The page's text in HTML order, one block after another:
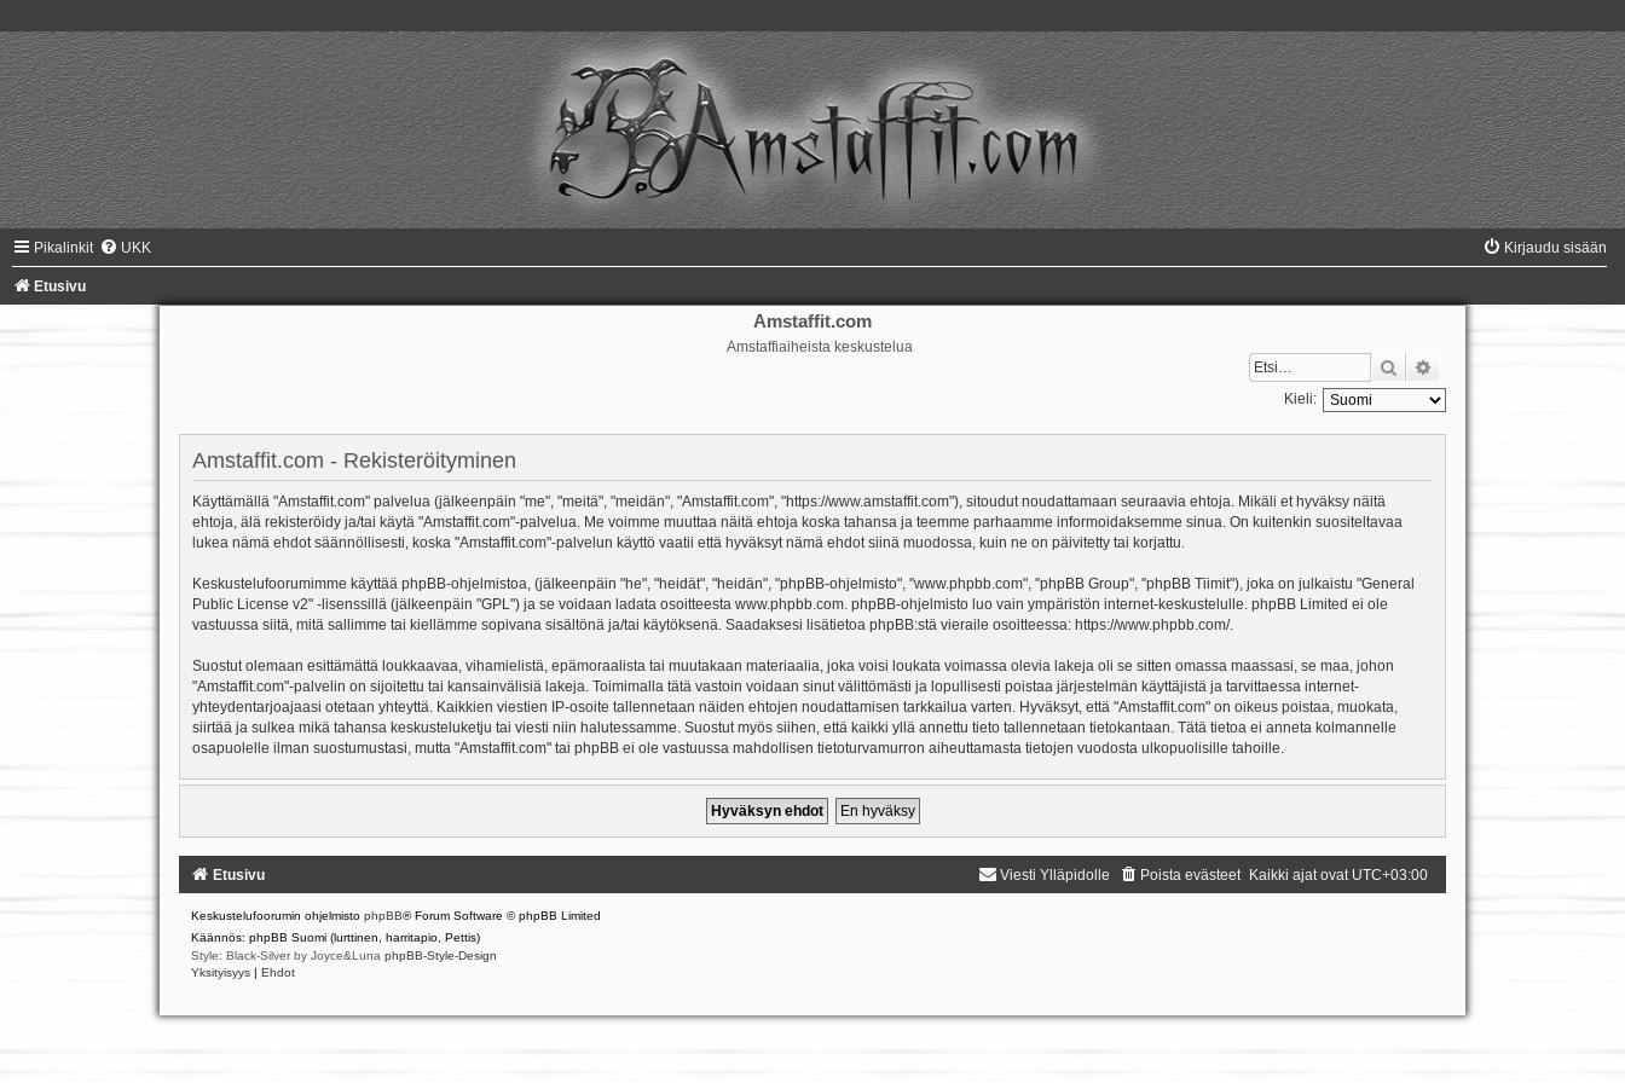
Pikalinkit UKK Kirjaudu sisään
Etusivu
Amstaffit.com
Amstaffiaiheista keskustelua
Etsi
Kieli:
Amstaffit.com - Rekisteröityminen
Käyttämällä "Amstaffit.com" palvelua (jälkeenpäin "me", "meitä", "meidän", "Amstaffit.com", "https://www.amstaffit.com"), sitoudut noudattamaan seuraavia ehtoja. Mikäli et hyväksy näitä
ehtoja, älä rekisteröidy ja/tai käytä "Amstaffit.com"-palvelua. Me voimme muuttaa näitä ehtoja koska tahansa ja teemme parhaamme informoidaksemme sinua. On kuitenkin suositeltavaa
lukea nämä ehdot säännöllisesti, koska "Amstaffit.com"-palvelun käyttö vaatii että hyväksyt nämä ehdot siinä muodossa, kuin ne on päivitetty tai korjattu.
Keskustelufoorumimme käyttää phpBB-ohjelmistoa, (jälkeenpäin "he", "heidät", "heidän", "phpBB-ohjelmisto", "www.phpbb.com", "phpBB Group", "phpBB Tiimit"), joka on julkaistu "General
Public License v2" -lisenssillä (jälkeenpäin "GPL") ja se voidaan ladata osoitteesta www.phpbb.com. phpBB-ohjelmisto luo vain ympäristön internet-keskustelulle. phpBB Limited ei ole
vastuussa siitä, mitä sallimme tai kiellämme sopivana sisältönä ja/tai käytöksenä. Saadaksesi lisätietoa phpBB:stä vieraile osoitteessa: https://www.phpbb.com/.
Suostut olemaan esittämättä loukkaavaa, vihamielistä, epämoraalista tai muutakaan materiaalia, joka voisi loukata voimassa olevia lakeja oli se sitten omassa maassasi, se maa, johon
"Amstaffit.com"-palvelin on sijoitettu tai kansainvälisiä lakeja. Toimimalla tätä vastoin voidaan sinut välittömästi ja lopullisesti poistaa järjestelmän käyttäjistä ja tarvittaessa internet-
yhteydentarjoajaasi otetaan yhteyttä. Kaikkien viestien IP-osoite tallennetaan näiden ehtojen noudattamisen tarkkailua varten. Hyväksyt, että "Amstaffit.com" on oikeus poistaa, muokata,
siirtää ja sulkea mikä tahansa keskusteluketju tai viesti niin halutessamme. Suostut myös siihen, että kaikki yllä annettu tieto tallennetaan tietokantaan. Tätä tietoa ei anneta kolmannelle
osapuolelle ilman suostumustasi, mutta "Amstaffit.com" tai phpBB ei ole vastuussa mahdollisen tietoturvamurron aiheuttamasta tietojen vuodosta ulkopuolisille tahoille.
Etusivu Kaikki ajat ovat UTC+03:00
Poista evästeet
Viesti Ylläpidolle
Keskustelufoorumin ohjelmisto phpBB® Forum Software © phpBB Limited
Käännös: phpBB Suomi (lurttinen, harritapio, Pettis)
Style: Black-Silver by Joyce&Luna phpBB-Style-Design
Yksityisyys | Ehdot